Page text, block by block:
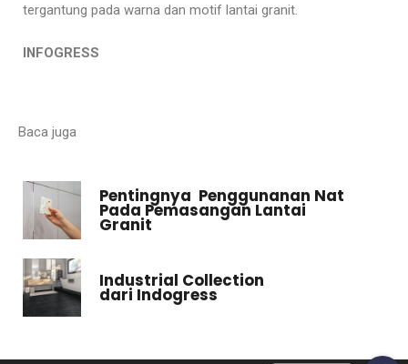
tergantung pada warna dan motif lantai granit.
INFOGRESS
Baca juga
Pentingnya Penggunanan Nat
Pada Pemasangan Lantai
Granit
Industrial Collection
dari Indogress